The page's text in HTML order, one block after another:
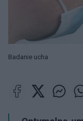
Badanie ucha